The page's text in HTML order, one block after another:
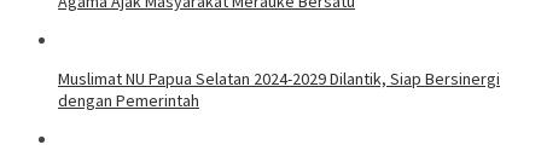
Muslimat NU Papua Selatan 2024-2029 Dilantik, Siap Bersinergi
dengan Pemerintah